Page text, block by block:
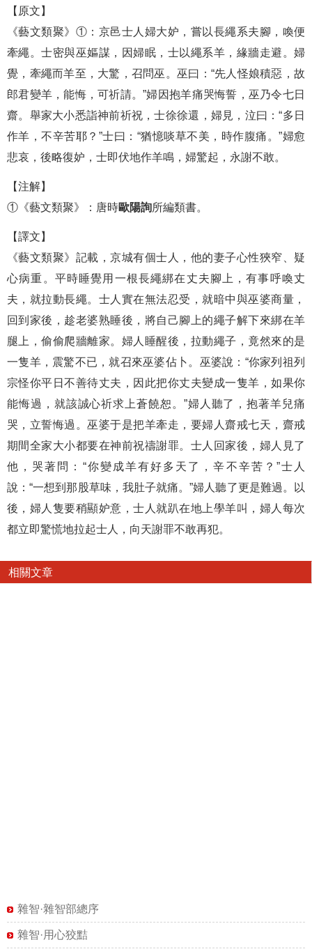
【原文】
《藝文類聚》①：京邑士人婦大妒，嘗以長繩系夫腳，喚便
牽繩。士密與巫嫗謀，因婦眠，士以繩系羊，緣牆走避。婦
覺，牽繩而羊至，大驚，召問巫。巫曰：“先人怪娘積惡，故
郎君變羊，能悔，可祈請。”婦因抱羊痛哭悔誓，巫乃令七日
齋。舉家大小悉詣神前祈祝，士徐徐還，婦見，泣曰：“多日
作羊，不辛苦耶？”士曰：“猶憶啖草不美，時作腹痛。”婦愈
悲哀，後略復妒，士即伏地作羊鳴，婦驚起，永謝不敢。
【注解】
①《藝文類聚》：唐時歐陽詢所編類書。
【譯文】
《藝文類聚》記載，京城有個士人，他的妻子心性狹窄、疑
心病重。平時睡覺用一根長繩綁在丈夫腳上，有事呼喚丈
夫，就拉動長繩。士人實在無法忍受，就暗中與巫婆商量，
回到家後，趁老婆熟睡後，將自己腳上的繩子解下來綁在羊
腿上，偷偷爬牆離家。婦人睡醒後，拉動繩子，竟然來的是
一隻羊，震驚不已，就召來巫婆佔卜。巫婆說：“你家列祖列
宗怪你平日不善待丈夫，因此把你丈夫變成一隻羊，如果你
能悔過，就該誠心祈求上蒼饒恕。”婦人聽了，抱著羊兒痛
哭，立誓悔過。巫婆于是把羊牽走，要婦人齋戒七天，齋戒
期間全家大小都要在神前祝禱謝罪。士人回家後，婦人見了
他，哭著問：“你變成羊有好多天了，辛不辛苦？”士人
說：“一想到那股草味，我肚子就痛。”婦人聽了更是難過。以
後，婦人隻要稍顯妒意，士人就趴在地上學羊叫，婦人每次
都立即驚慌地拉起士人，向天謝罪不敢再犯。
相關文章
雜智·雜智部總序
雜智·用心狡黠